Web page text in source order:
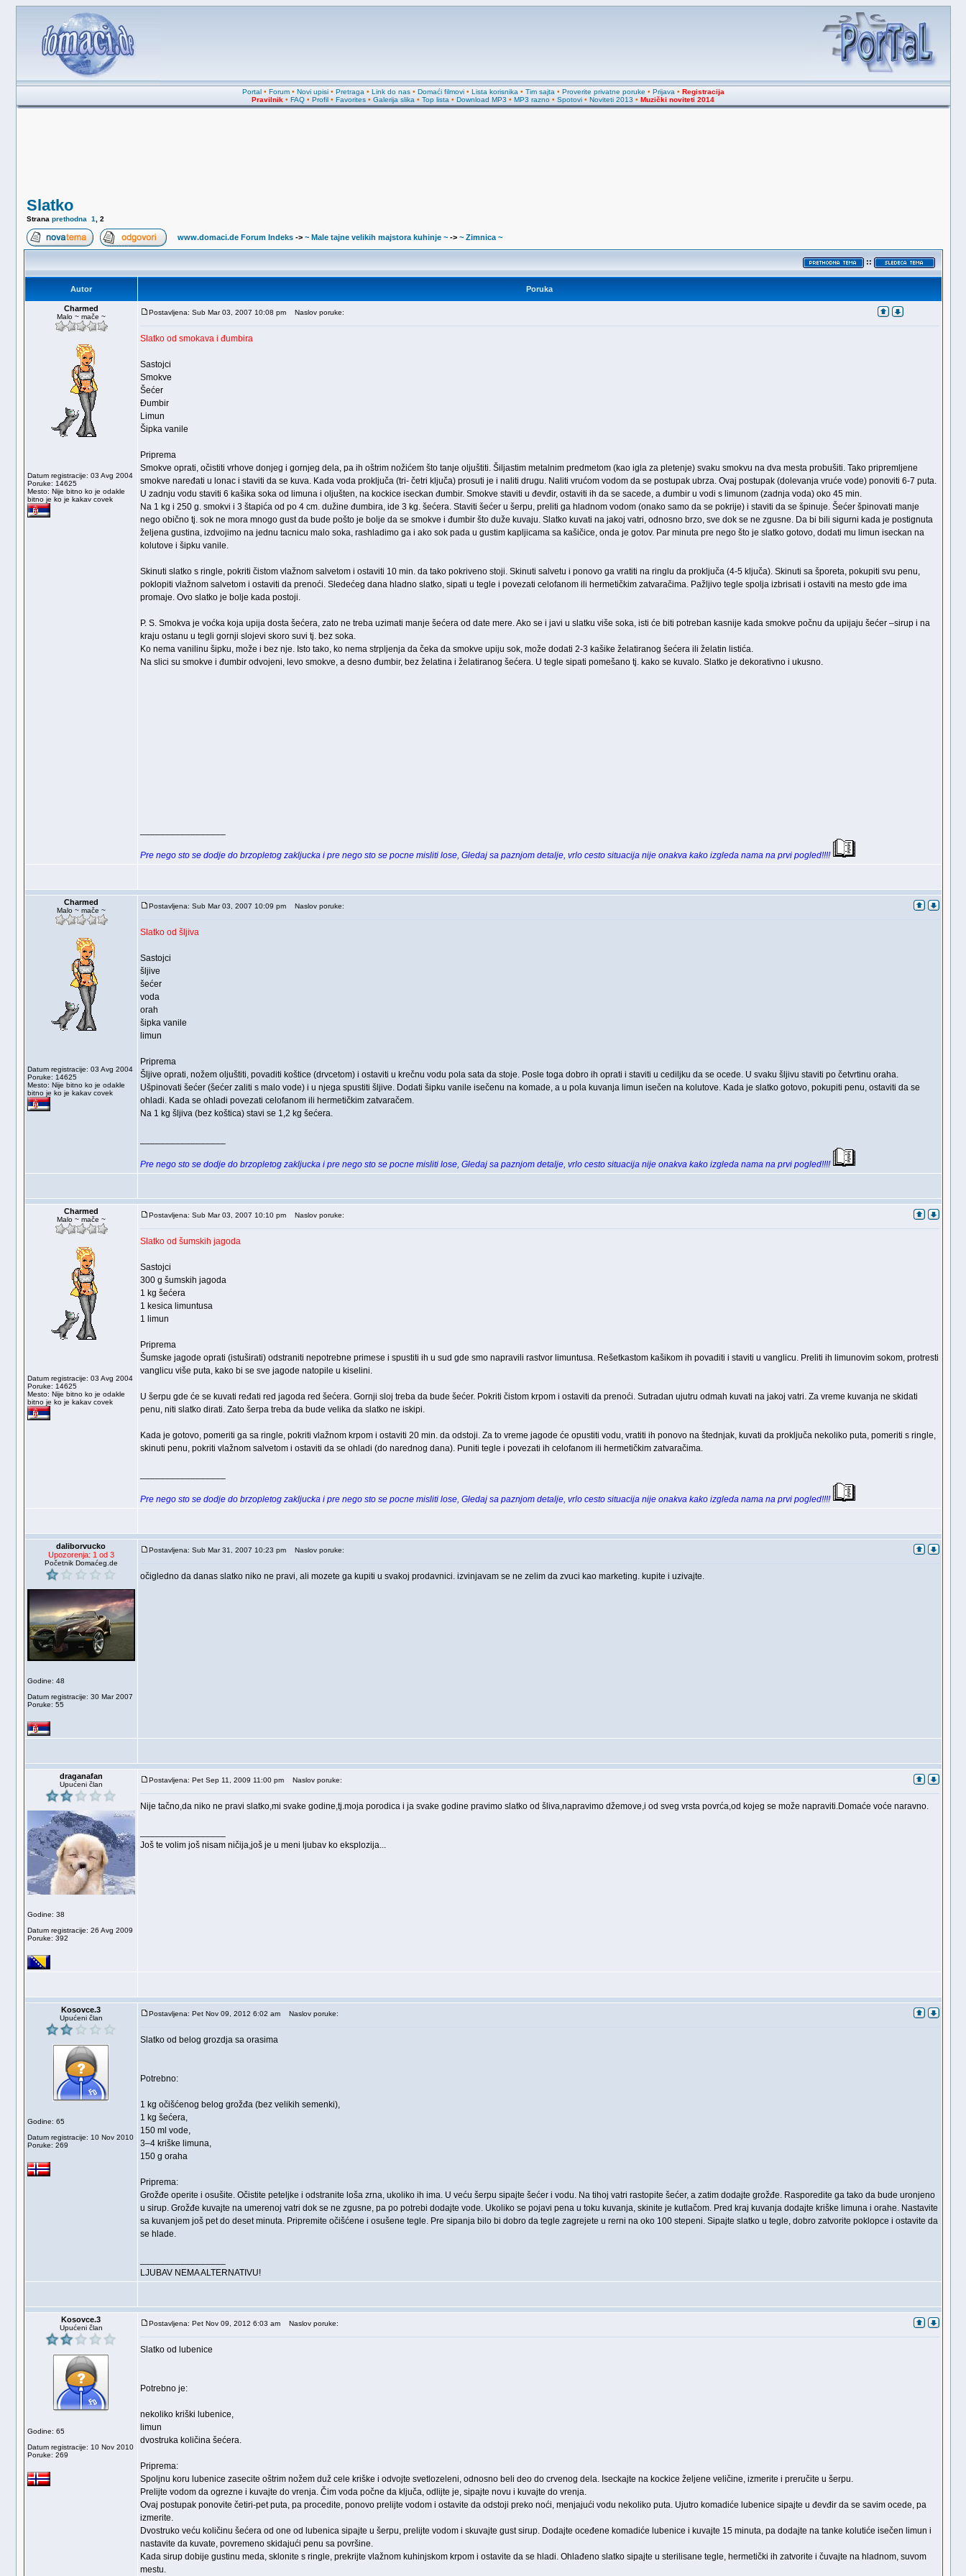
Portal• Forum• Novi upisi• Pretraga • Link do nas• Domaći filmovi• Lista korisnika • Tim sajta • Proverite privatne poruke • Prijava • Registracija
Pravilnik • FAQ • Profil • Favorites • Galerija slika • Top lista • Download MP3 • MP3 razno • Spotovi • Noviteti 2013 • Muzički noviteti 2014
Slatko
Strana prethodna 1 2
www.domaci.de Forum Indeks-> ~ Male tajne velikih majstora kuhinje ~-> ~ Zimnica ~
::
Autor Poruka
Charmed
Malo ~ mače ~
Datum registracije: 03 Avg 2004
Poruke: 14625
Mesto: Nije bitno ko je odakle
bitno je ko je kakav covek
Postavljena: Sub Mar 03, 2007 10:08 pm Naslov poruke:
Slatko od smokava i đumbira
Sastojci
Smokve
Šećer
Đumbir
Limun
Šipka vanile
Priprema
Smokve oprati, očistiti vrhove donjeg i gornjeg dela, pa ih oštrim nožićem što tanje oljuštiti. Šiljastim metalnim predmetom (kao igla za pletenje) svaku smokvu na dva mesta probušiti. Tako pripremljene
smokve naređati u lonac i staviti da se kuva. Kada voda proključa (tri- četri ključa) prosuti je i naliti drugu. Naliti vrućom vodom da se postupak ubrza. Ovaj postupak (dolevanja vruće vode) ponoviti 6-7 puta.
U zadnju vodu staviti 6 kašika soka od limuna i oljušten, na kockice iseckan đumbir. Smokve staviti u đevđir, ostaviti ih da se sacede, a đumbir u vodi s limunom (zadnja voda) oko 45 min.
Na 1 kg i 250 g. smokvi i 3 štapića od po 4 cm. dužine đumbira, ide 3 kg. šećera. Staviti šećer u šerpu, preliti ga hladnom vodom (onako samo da se pokrije) i staviti da se špinuje. Šećer špinovati manje
nego obično tj. sok ne mora mnogo gust da bude pošto je bolje da se smokve i đumbir što duže kuvaju. Slatko kuvati na jakoj vatri, odnosno brzo, sve dok se ne zgusne. Da bi bili sigurni kada je postignuta
željena gustina, izdvojimo na jednu tacnicu malo soka, rashladimo ga i ako sok pada u gustim kapljicama sa kašičice, onda je gotov. Par minuta pre nego što je slatko gotovo, dodati mu limun iseckan na
kolutove i šipku vanile.
Skinuti slatko s ringle, pokriti čistom vlažnom salvetom i ostaviti 10 min. da tako pokriveno stoji. Skinuti salvetu i ponovo ga vratiti na ringlu da proključa (4-5 ključa). Skinuti sa šporeta, pokupiti svu penu,
poklopiti vlažnom salvetom i ostaviti da prenoći. Sledećeg dana hladno slatko, sipati u tegle i povezati celofanom ili hermetičkim zatvaračima. Pažljivo tegle spolja izbrisati i ostaviti na mesto gde ima
promaje. Ovo slatko je bolje kada postoji.
P. S. Smokva je voćka koja upija dosta šećera, zato ne treba uzimati manje šećera od date mere. Ako se i javi u slatku više soka, isti će biti potreban kasnije kada smokve počnu da upijaju šećer –sirup i na
kraju ostanu u tegli gornji slojevi skoro suvi tj. bez soka.
Ko nema vanilinu šipku, može i bez nje. Isto tako, ko nema strpljenja da čeka da smokve upiju sok, može dodati 2-3 kašike želatiranog šećera ili želatin listića.
Na slici su smokve i đumbir odvojeni, levo smokve, a desno đumbir, bez želatina i želatiranog šećera. U tegle sipati pomešano tj. kako se kuvalo. Slatko je dekorativno i ukusno.
Pre nego sto se dodje do brzopletog zakljucka i pre nego sto se pocne misliti lose, Gledaj sa paznjom detalje, vrlo cesto situacija nije onakva kako izgleda nama na prvi pogled!!!!
Charmed
Malo ~ mače ~
Datum registracije: 03 Avg 2004
Poruke: 14625
Mesto: Nije bitno ko je odakle
bitno je ko je kakav covek
Postavljena: Sub Mar 03, 2007 10:09 pm Naslov poruke:
Slatko od šljiva
Sastojci
šljive
šećer
voda
orah
šipka vanile
limun
Priprema
Šljive oprati, nožem oljuštiti, povaditi koštice (drvcetom) i ostaviti u krečnu vodu pola sata da stoje. Posle toga dobro ih oprati i staviti u cediljku da se ocede. U svaku šljivu staviti po četvrtinu oraha.
Ušpinovati šećer (šećer zaliti s malo vode) i u njega spustiti šljive. Dodati šipku vanile isečenu na komade, a u pola kuvanja limun isečen na kolutove. Kada je slatko gotovo, pokupiti penu, ostaviti da se
ohladi. Kada se ohladi povezati celofanom ili hermetičkim zatvaračem.
Na 1 kg šljiva (bez koštica) stavi se 1,2 kg šećera.
Pre nego sto se dodje do brzopletog zakljucka i pre nego sto se pocne misliti lose, Gledaj sa paznjom detalje, vrlo cesto situacija nije onakva kako izgleda nama na prvi pogled!!!!
Charmed
Malo ~ mače ~
Datum registracije: 03 Avg 2004
Poruke: 14625
Mesto: Nije bitno ko je odakle
bitno je ko je kakav covek
Postavljena: Sub Mar 03, 2007 10:10 pm Naslov poruke:
Slatko od šumskih jagoda
Sastojci
300 g šumskih jagoda
1 kg šećera
1 kesica limuntusa
1 limun
Priprema
Šumske jagode oprati (istuširati) odstraniti nepotrebne primese i spustiti ih u sud gde smo napravili rastvor limuntusa. Rešetkastom kašikom ih povaditi i staviti u vanglicu. Preliti ih limunovim sokom, protresti
vanglicu više puta, kako bi se sve jagode natopile u kiselini.
U šerpu gde će se kuvati ređati red jagoda red šećera. Gornji sloj treba da bude šećer. Pokriti čistom krpom i ostaviti da prenoći. Sutradan ujutru odmah kuvati na jakoj vatri. Za vreme kuvanja ne skidati
penu, niti slatko dirati. Zato šerpa treba da bude velika da slatko ne iskipi.
Kada je gotovo, pomeriti ga sa ringle, pokriti vlažnom krpom i ostaviti 20 min. da odstoji. Za to vreme jagode će opustiti vodu, vratiti ih ponovo na štednjak, kuvati da proključa nekoliko puta, pomeriti s ringle,
skinuti penu, pokriti vlažnom salvetom i ostaviti da se ohladi (do narednog dana). Puniti tegle i povezati ih celofanom ili hermetičkim zatvaračima.
Pre nego sto se dodje do brzopletog zakljucka i pre nego sto se pocne misliti lose, Gledaj sa paznjom detalje, vrlo cesto situacija nije onakva kako izgleda nama na prvi pogled!!!!
daliborvucko
Upozorenja: 1 od 3
Početnik Domaćeg.de
Godine: 48
Datum registracije: 30 Mar 2007
Poruke: 55
Postavljena: Sub Mar 31, 2007 10:23 pm Naslov poruke:
očigledno da danas slatko niko ne pravi, ali mozete ga kupiti u svakoj prodavnici. izvinjavam se ne zelim da zvuci kao marketing. kupite i uzivajte.
draganafan
Upućeni član
Godine: 38
Datum registracije: 26 Avg 2009
Poruke: 392
Postavljena: Pet Sep 11, 2009 11:00 pm Naslov poruke:
Nije tačno,da niko ne pravi slatko,mi svake godine,tj.moja porodica i ja svake godine pravimo slatko od šliva,napravimo džemove,i od sveg vrsta povrća,od kojeg se može napraviti.Domaće voće naravno.
Još te volim još nisam ničija,još je u meni ljubav ko eksplozija...
Kosovce.3
Upućeni član
Godine: 65
Datum registracije: 10 Nov 2010
Poruke: 269
Postavljena: Pet Nov 09, 2012 6:02 am Naslov poruke:
Slatko od belog grozdja sa orasima
Potrebno:
1 kg očišćenog belog grožđa (bez velikih semenki),
1 kg šećera,
150 ml vode,
3–4 kriške limuna,
150 g oraha
Priprema:
Grožđe operite i osušite. Očistite peteljke i odstranite loša zrna, ukoliko ih ima. U veću šerpu sipajte šećer i vodu. Na tihoj vatri rastopite šećer, a zatim dodajte grožđe. Rasporedite ga tako da bude uronjeno
u sirup. Grožđe kuvajte na umerenoj vatri dok se ne zgusne, pa po potrebi dodajte vode. Ukoliko se pojavi pena u toku kuvanja, skinite je kutlačom. Pred kraj kuvanja dodajte kriške limuna i orahe. Nastavite
sa kuvanjem još pet do deset minuta. Pripremite očišćene i osušene tegle. Pre sipanja bilo bi dobro da tegle zagrejete u rerni na oko 100 stepeni. Sipajte slatko u tegle, dobro zatvorite poklopce i ostavite da
se hlade.
LJUBAV NEMA ALTERNATIVU!
Kosovce.3
Upućeni član
Godine: 65
Datum registracije: 10 Nov 2010
Poruke: 269
Postavljena: Pet Nov 09, 2012 6:03 am Naslov poruke:
Slatko od lubenice
Potrebno je:
nekoliko kriški lubenice,
limun
dvostruka količina šećera.
Priprema:
Spoljnu koru lubenice zasecite oštrim nožem duž cele kriške i odvojte svetlozeleni, odnosno beli deo do crvenog dela. Iseckajte na kockice željene veličine, izmerite i preručite u šerpu.
Prelijte vodom da ogrezne i kuvajte do vrenja. Čim voda počne da ključa, odlijte je, sipajte novu i kuvajte do vrenja.
Ovaj postupak ponovite četiri-pet puta, pa procedite, ponovo prelijte vodom i ostavite da odstoji preko noći, menjajući vodu nekoliko puta. Ujutro komadiće lubenice sipajte u đevđir da se savim ocede, pa
izmerite.
Dvostruko veću količinu šećera od one od lubenica sipajte u šerpu, prelijte vodom i skuvajte gust sirup. Dodajte oceđene komadiće lubenice i kuvajte 15 minuta, pa dodajte na tanke kolutiće isečen limun i
nastavite da kuvate, povremeno skidajući penu sa površine.
Kada sirup dobije gustinu meda, sklonite s ringle, prekrijte vlažnom kuhinjskom krpom i ostavite da se hladi. Ohlađeno slatko sipajte u sterilisane tegle, hermetički ih zatvorite i čuvajte na hladnom, suvom
mestu.